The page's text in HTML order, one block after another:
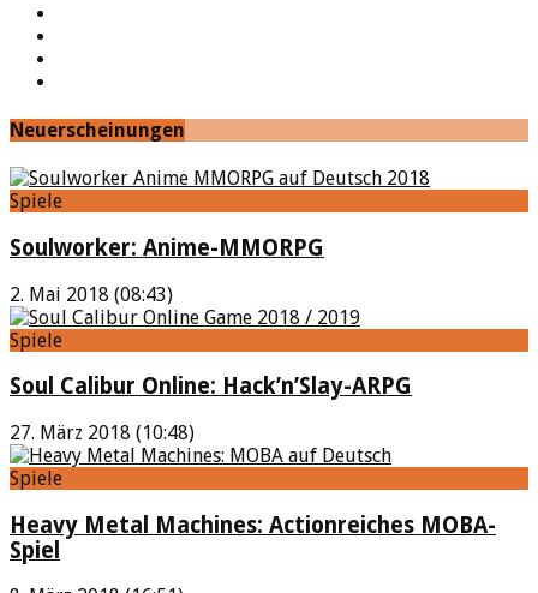
Neuerscheinungen
Spiele
Soulworker: Anime-MMORPG
2. Mai 2018 (08:43)
Spiele
Soul Calibur Online: Hack’n’Slay-ARPG
27. März 2018 (10:48)
Spiele
Heavy Metal Machines: Actionreiches MOBA-
Spiel